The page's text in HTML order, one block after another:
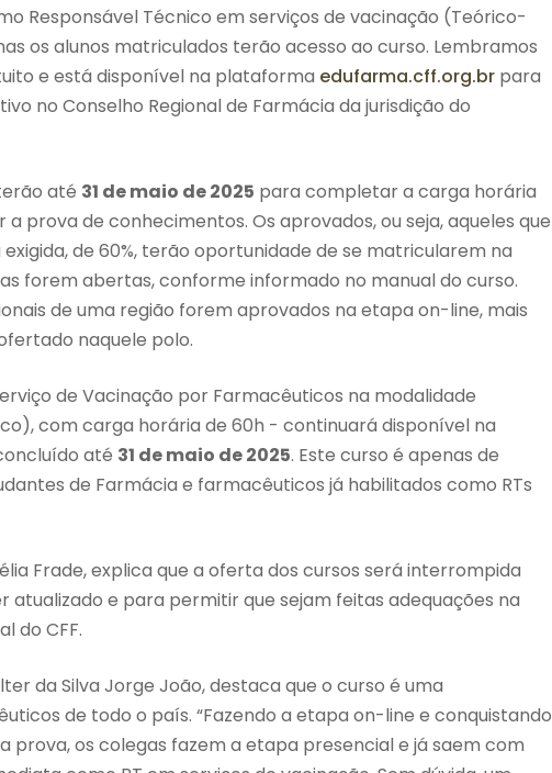
Responsável Técnico em serviços de vacinação (Teórico-
os alunos matriculados terão acesso ao curso. Lembramos
e está disponível na plataforma edufarma.cff.org.br para
no Conselho Regional de Farmácia da jurisdição do
até 31 de maio de 2025 para completar a carga horária
prova de conhecimentos. Os aprovados, ou seja, aqueles que
de 60%, terão oportunidade de se matricularem na
forem abertas, conforme informado no manual do curso.
de uma região forem aprovados na etapa on-line, mais
naquele polo.
de Vacinação por Farmacêuticos na modalidade
com carga horária de 60h - continuará disponível na
até 31 de maio de 2025. Este curso é apenas de
de Farmácia e farmacêuticos já habilitados como RTs
Frade, explica que a oferta dos cursos será interrompida
atualizado e para permitir que sejam feitas adequações na
do CFF.
da Silva Jorge João, destaca que o curso é uma
de todo o país. “Fazendo a etapa on-line e conquistando
prova, os colegas fazem a etapa presencial e já saem com